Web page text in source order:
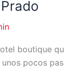
boutique
pocos